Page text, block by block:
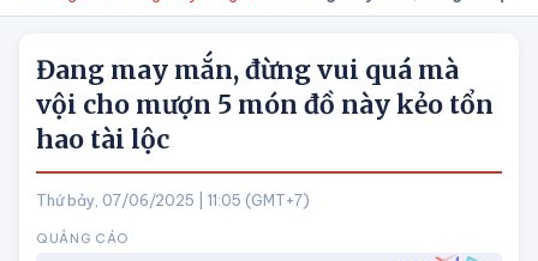
Đang may mắn, đừng vui quá mà
vội cho mượn 5 món đồ này kẻo tổn
hao tài lộc
Thứ bảy, 07/06/2025 | 11:05 (GMT+7)